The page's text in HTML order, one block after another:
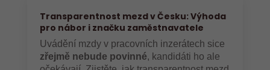
Transparentnost mezd v Česku: Výhoda
pro nábor i značku zaměstnavatele
Uvádění mzdy v pracovních inzerátech sice
zřejmě nebude povinné, kandidáti ho ale